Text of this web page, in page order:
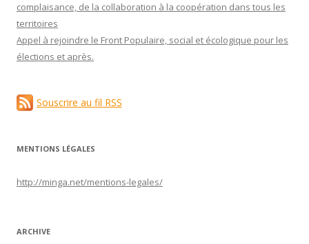
complaisance, de la collaboration à la coopération dans tous les
territoires
Appel à rejoindre le Front Populaire, social et écologique pour les
élections et après.
Souscrire au fil RSS
MENTIONS LÉGALES
http://minga.net/mentions-legales/
ARCHIVE